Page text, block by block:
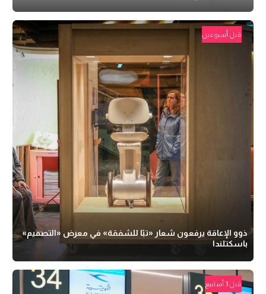
قبل أسبوعين
ذوو الإعاقة يرفعون شعار «تبًا للشفقة» في معرض «التصميم»
باسكتلندا
قبل 3 أسابيع